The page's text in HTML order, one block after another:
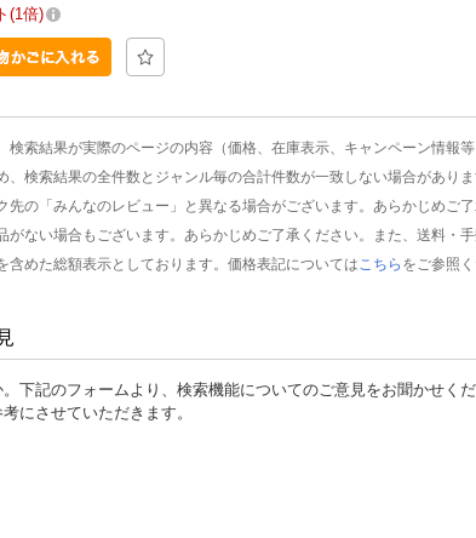
1倍
索結果が実際のページの内容（価格、在庫表示、キャンペーン情報
検索結果の全件数とジャンル毎の合計件数が一致しない場合がありま
の「みんなのレビュー」と異なる場合がございます。あらかじめご了
ない場合もございます。あらかじめご了承ください。また、送料・
めた総額表示としております。価格表記については こちら をご参照く
下記のフォームより、検索機能についてのご意見をお聞かせくだ
にさせていただきます。